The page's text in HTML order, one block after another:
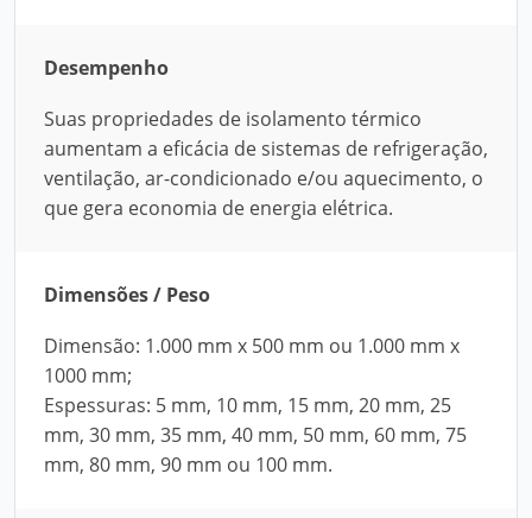
Desempenho
Suas propriedades de isolamento térmico
aumentam a eficácia de sistemas de refrigeração,
ventilação, ar-condicionado e/ou aquecimento, o
que gera economia de energia elétrica.
Dimensões / Peso
Dimensão: 1.000 mm x 500 mm ou 1.000 mm x
1000 mm;
Espessuras: 5 mm, 10 mm, 15 mm, 20 mm, 25
mm, 30 mm, 35 mm, 40 mm, 50 mm, 60 mm, 75
mm, 80 mm, 90 mm ou 100 mm.